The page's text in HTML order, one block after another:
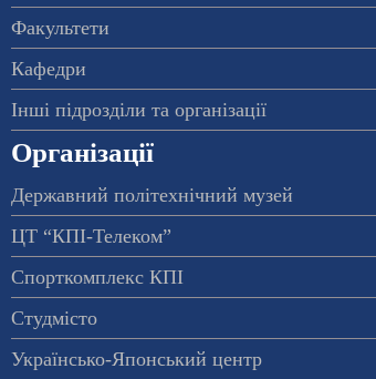
Факультети
Кафедри
Інші підрозділи та організації
Організації
Державний політехнічний музей
ЦТ “КПІ-Телеком”
Спорткомплекс КПІ
Студмісто
Українсько-Японський центр